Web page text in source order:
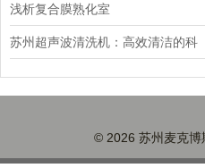
效率受哪些因素影响？
浅析复合膜熟化室
苏州超声波清洗机：高效清洁的科
技革命
© 2026 苏州麦克